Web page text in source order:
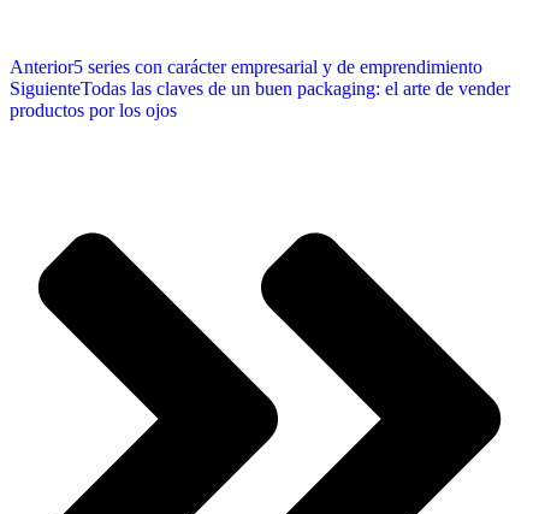
Anterior5 series con carácter empresarial y de emprendimiento
SiguienteTodas las claves de un buen packaging: el arte de vender
productos por los ojos